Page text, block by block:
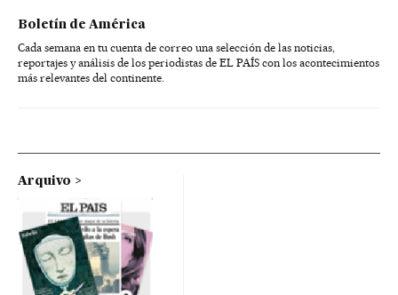
Boletín de América
Cada semana en tu cuenta de correo una selección de las noticias,
reportajes y análisis de los periodistas de EL PAÍS con los acontecimientos
más relevantes del continente.
Arquivo